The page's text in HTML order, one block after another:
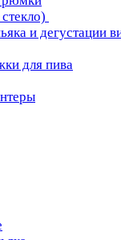
и дегустации
для пива